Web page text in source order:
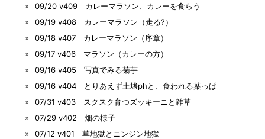
09/20 v409 カレーマラソン、カレーを食らう
09/19 v408 カレーマラソン（走る?）
09/18 v407 カレーマラソン（序章）
09/17 v406 マラソン（カレーの方）
09/16 v405 写真でみる菊芋
09/16 v404 とりあえず土壌phと、食われる葉っぱ
07/31 v403 スクスク育つズッキーニと雑草
07/29 v402 畑の様子
07/12 v401 草地獄とニンジン地獄